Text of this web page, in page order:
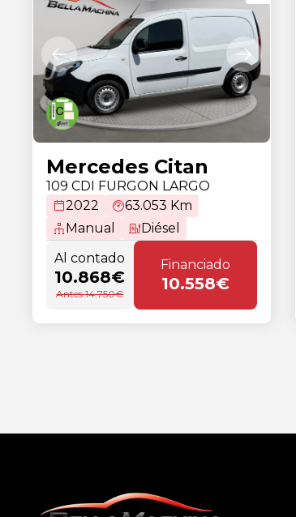
Mercedes Citan
109 CDI FURGON LARGO
2022
63.053 Km
Manual
Diésel
Al contado
10.868€
Antes 14.750€
Financiado
10.558€